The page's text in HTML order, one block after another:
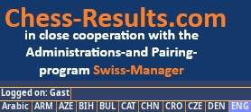
Logged on: Gast
Arabic ARM AZE BIH BUL CAT CHN CRO CZE DEN ENG